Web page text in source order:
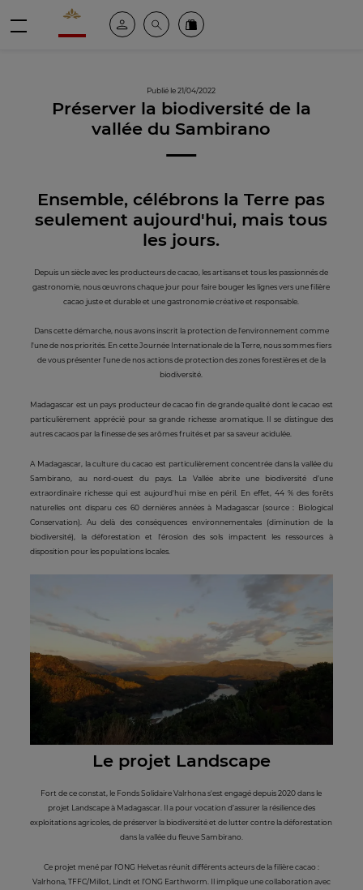
Valrhona - Imaginons le meilleur du chocolat
Espace clientRechercheCommandez en ligne
Publié le 21/04/2022
Préserver la biodiversité de la
vallée du Sambirano
Ensemble, célébrons la Terre pas
seulement aujourd'hui, mais tous
les jours.
Depuis un siècle avec les producteurs de cacao, les artisans et tous les passionnés de
gastronomie, nous œuvrons chaque jour pour faire bouger les lignes vers une filière
cacao juste et durable et une gastronomie créative et responsable.
Dans cette démarche, nous avons inscrit la protection de l'environnement comme
l'une de nos priorités. En cette Journée Internationale de la Terre, nous sommes fiers
de vous présenter l'une de nos actions de protection des zones forestières et de la
biodiversité.
Madagascar est un pays producteur de cacao fin de grande qualité dont le cacao est
particulièrement apprécié pour sa grande richesse aromatique. Il se distingue des
autres cacaos par la finesse de ses arômes fruités et par sa saveur acidulée.
A Madagascar, la culture du cacao est particulièrement concentrée dans la vallée du
Sambirano, au nord-ouest du pays. La Vallée abrite une biodiversité d’une
extraordinaire richesse qui est aujourd'hui mise en péril. En effet, 44 % des forêts
naturelles ont disparu ces 60 dernières années à Madagascar (source : Biological
Conservation). Au delà des conséquences environnementales (diminution de la
biodiversité), la déforestation et l'érosion des sols impactent les ressources à
disposition pour les populations locales.
Le projet Landscape
Fort de ce constat, le Fonds Solidaire Valrhona s'est engagé depuis 2020 dans le
projet Landscape à Madagascar. Il a pour vocation d’assurer la résilience des
exploitations agricoles, de préserver la biodiversité et de lutter contre la déforestation
dans la vallée du fleuve Sambirano.
Ce projet mené par l’ONG Helvetas réunit différents acteurs de la filière cacao :
Valrhona, TFFC/Millot, Lindt et l’ONG Earthworm. Il implique une collaboration avec